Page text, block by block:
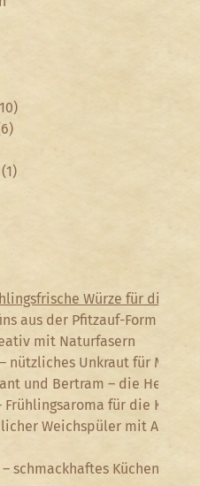
Würze für die
aus der Pfitzauf-Form
mit Naturfasern
nützliches Unkraut für
und Bertram – die
Frühlingsaroma für die
Weichspüler mit
schmackhaftes Küchenkraft